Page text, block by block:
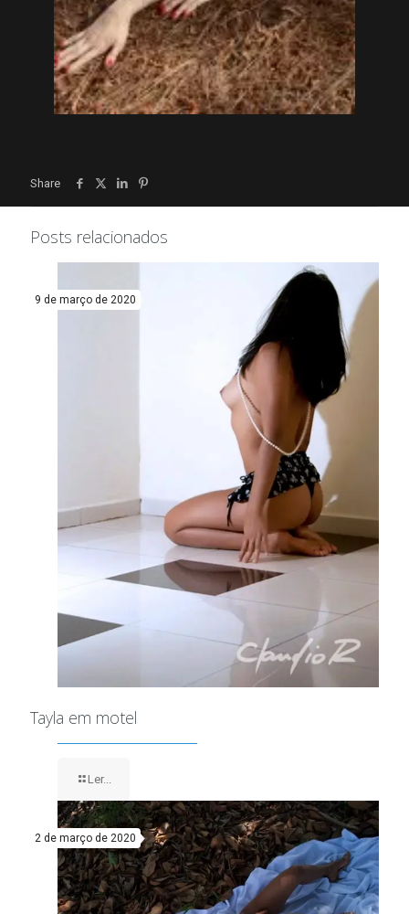
Share
Posts relacionados
9 de março de 2020
Tayla em motel
Ler...
2 de março de 2020